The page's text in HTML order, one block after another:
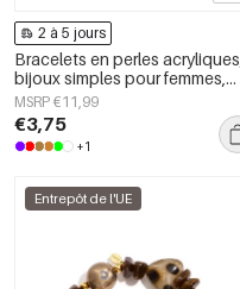
2 à 5 jours
Bracelets en perles acryliques,
bijoux simples pour femmes,
collection Daily Simple
MSRP €11,99
€3,75
+1
Entrepôt de l'UE